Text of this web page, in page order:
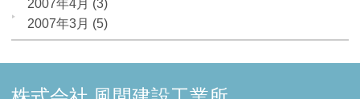
2007年4月 (3)
2007年3月 (5)